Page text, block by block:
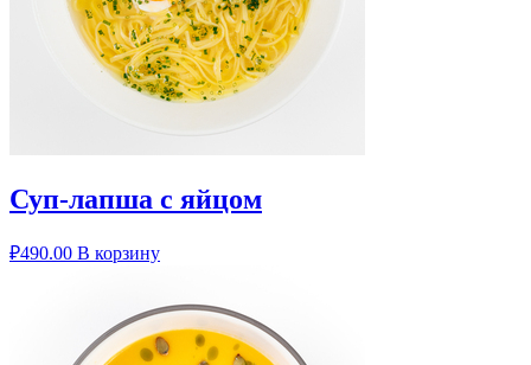
Суп-лапша с яйцом
₽490.00 В корзину